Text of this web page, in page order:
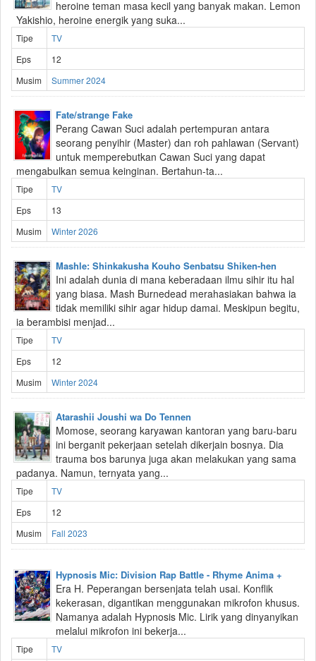
heroine teman masa kecil yang banyak makan. Lemon
Yakishio, heroine energik yang suka...
Tipe
TV
Eps
12
Musim
Summer 2024
Fate/strange Fake
Perang Cawan Suci adalah pertempuran antara
seorang penyihir (Master) dan roh pahlawan (Servant)
untuk memperebutkan Cawan Suci yang dapat
mengabulkan semua keinginan. Bertahun-ta...
Tipe
TV
Eps
13
Musim
Winter 2026
Mashle: Shinkakusha Kouho Senbatsu Shiken-hen
Ini adalah dunia di mana keberadaan ilmu sihir itu hal
yang biasa. Mash Burnedead merahasiakan bahwa ia
tidak memiliki sihir agar hidup damai. Meskipun begitu,
ia berambisi menjad...
Tipe
TV
Eps
12
Musim
Winter 2024
Atarashii Joushi wa Do Tennen
Momose, seorang karyawan kantoran yang baru-baru
ini berganit pekerjaan setelah dikerjain bosnya. Dia
trauma bos barunya juga akan melakukan yang sama
padanya. Namun, ternyata yang...
Tipe
TV
Eps
12
Musim
Fall 2023
Hypnosis Mic: Division Rap Battle - Rhyme Anima +
Era H. Peperangan bersenjata telah usai. Konflik
kekerasan, digantikan menggunakan mikrofon khusus.
Namanya adalah Hypnosis Mic. Lirik yang dinyanyikan
melalui mikrofon ini bekerja...
Tipe TV